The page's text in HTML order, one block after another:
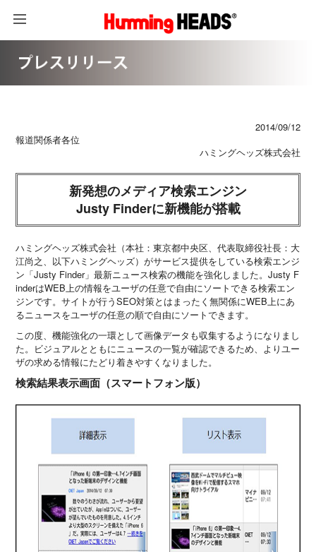
2014/09/12
報道関係者各位
ハミングヘッズ株式会社
新発想のメディア検索エンジン
Justy Finderに新機能が搭載
ハミングヘッズ株式会社（本社：東京都中央区、代表取締役社長：大
江尚之、以下ハミングヘッズ）がサービス提供をしている検索エンジ
ン「Justy Finder」最新ニュース検索の機能を強化しました。Justy F
inderはWEB上の情報をユーザの任意で自由にソートできる検索エン
ジンです。サイトが行うSEO対策とはまったく無関係にWEB上にあ
るニュースをユーザの任意の順で自由にソートできます。
この度、機能強化の一環として画像データも収集するようになりまし
た。ビジュアルとともにニュースの一覧が確認できるため、よりユー
ザの求める情報にたどり着きやすくなりました。
検索結果表示画面（スマートフォン版）